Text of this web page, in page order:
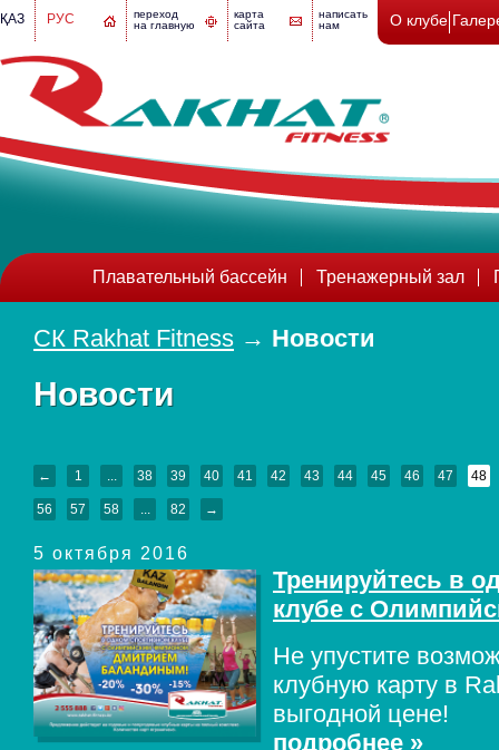
переход
на главную
карта
сайта
написать
нам
ҚАЗ РУС О клубе
Плавательный бассейн Тренажерный зал
СК Rakhat Fitness → Новости
Новости
← 1 ... 38 39 40 41 42 43 44 45 46 47 48
56 57 58 ... 82 →
5 октября 2016
Тренируйтесь в
клубе с
Не упустите
клубную карту в
выгодной цене!
подробнее »